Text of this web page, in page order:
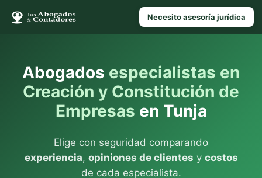
Necesito asesoría jurídica
Abogados especialistas en
Creación y Constitución de
Empresas en Tunja
Elige con seguridad comparando
experiencia, opiniones de clientes y costos
de cada especialista.